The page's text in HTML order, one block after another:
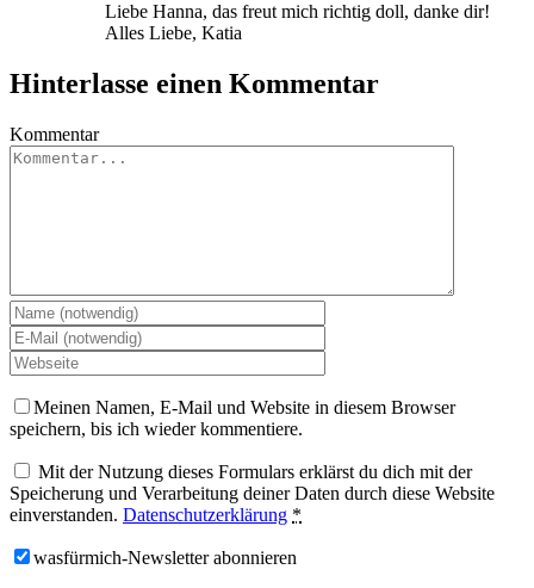
Liebe Hanna, das freut mich richtig doll, danke dir!
Alles Liebe, Katia
Hinterlasse einen Kommentar
Kommentar
Meinen Namen, E-Mail und Website in diesem Browser
speichern, bis ich wieder kommentiere.
Mit der Nutzung dieses Formulars erklärst du dich mit der
Speicherung und Verarbeitung deiner Daten durch diese Website
einverstanden. Datenschutzerklärung *
wasfürmich-Newsletter abonnieren